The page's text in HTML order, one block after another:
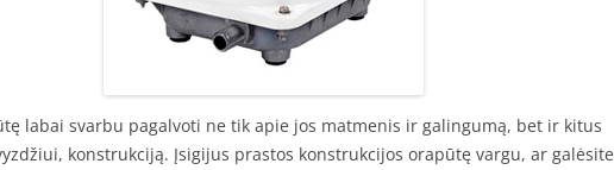
labai svarbu pagalvoti ne tik apie jos matmenis ir galingumą, bet ir kitus
konstrukciją. Įsigijus prastos konstrukcijos orapūtę vargu, ar galėsite